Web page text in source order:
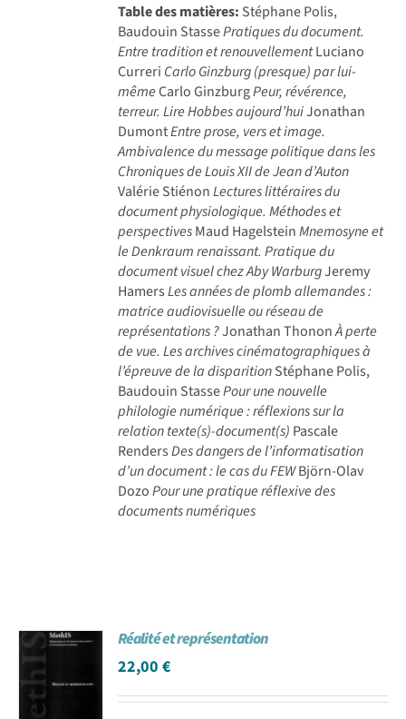
Table des matières: Stéphane Polis,
Baudouin StassePratiques du document.
Entre tradition et renouvellementLuciano
Curreri Carlo Ginzburg (presque) par lui-
mêmeCarlo GinzburgPeur, révérence,
terreur. Lire Hobbes aujourd’huiJonathan
DumontEntre prose, vers et image.
Ambivalence du message politique dans les
Chroniques de Louis XII de Jean d’Auton
Valérie StiénonLectures littéraires du
document physiologique. Méthodes et
perspectivesMaud HagelsteinMnemosyne et
le Denkraum renaissant. Pratique du
document visuel chez Aby WarburgJeremy
HamersLes années de plomb allemandes :
matrice audiovisuelle ou réseau de
représentations ?Jonathan ThononÀ perte
de vue. Les archives cinématographiques à
l’épreuve de la disparitionStéphane Polis,
Baudouin StassePour une nouvelle
philologie numérique : réflexions sur la
relation texte(s)-document(s) Pascale
RendersDes dangers de l’informatisation
d’un document : le cas du FEWBjörn-Olav
DozoPour une pratique réflexive des
documents numériques
Réalité et représentation
22,00€